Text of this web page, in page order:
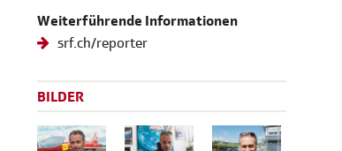
Weiterführende Informationen
srf.ch/reporter
BILDER